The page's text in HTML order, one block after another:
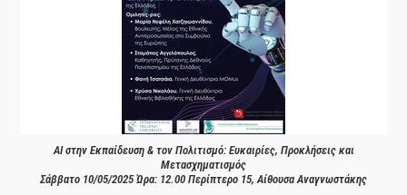
AI στην Εκπαίδευση & τον Πολιτισμό: Ευκαιρίες, Προκλήσεις και
Μετασχηματισμός
Σάββατο 10/05/2025 Ώρα: 12.00 Περίπτερο 15, Αίθουσα Αναγνωστάκης